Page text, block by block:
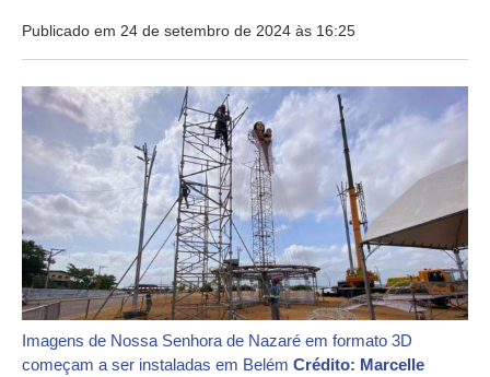
Publicado em 24 de setembro de 2024 às 16:25
Imagens de Nossa Senhora de Nazaré em formato 3D
começam a ser instaladas em Belém Crédito: Marcelle